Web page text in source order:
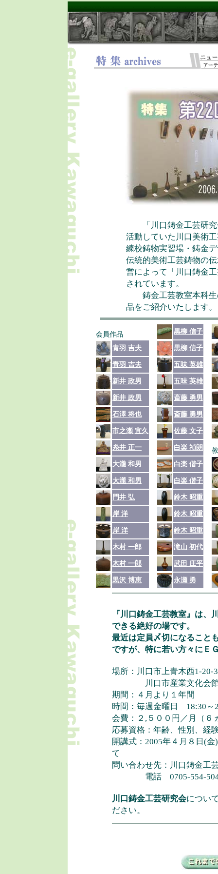
「川口鋳金工芸研究
活動していた川口美術
練校鋳物実習場・鋳金
伝統的美術工芸鋳物の
営によって「川口鋳金
されています。
鋳金工芸教室本科生
品をご紹介いたします。
会員作品 黒柳 信子
青羽 吉夫 黒柳 信子
青羽 吉夫 五味 英雄
新井 政男 五味 英雄
新井 政男 斎藤 勇男
石澤 将也 斎藤 勇男
市之瀬 宜久 佐藤 文子
糸井 正一 白楽 禎朗
大瀧 和男
白楽 偕子
大瀧 和男 白楽 偕子
門井 弘 鈴木 昭重
岸 洋 鈴木 昭重
岸 洋 鈴木 昭重
木村 一郎 滝山 初代
木村 一郎 武田 庄平
黒沢 博恵 永瀬 勇
『川口鋳金工芸教室』は
できる絶好の場です。
最近は定員〆切になること
ですが、特に若い方々にＥ
場所：川口市上青木西1-20-3
川口市産業文化会館
期間：４月より１年間
時間：毎週金曜日 18:30～
会費：２,５００円／月（６
応募資格：年齢、性別、経
開講式：2005年４月８日(
て
問い合わせ先：川口鋳
電話 0705-554-
川口鋳金工芸研究会につい
ださい。